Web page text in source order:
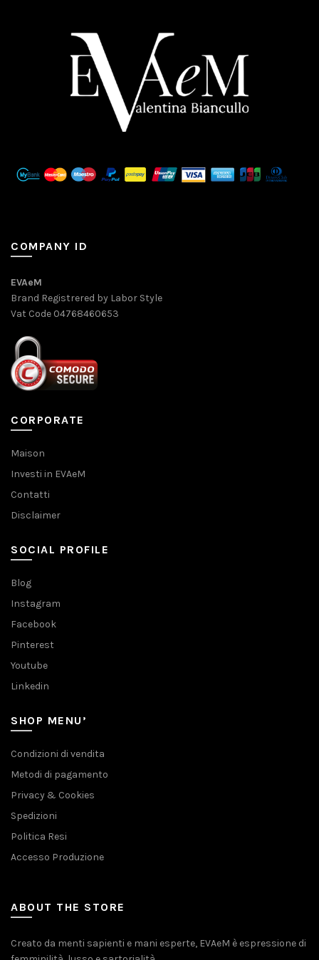
COMPANY ID
EVAeM
Brand Registrered by Labor Style
Vat Code 04768460653
CORPORATE
Maison
Investi in EVAeM
Contatti
Disclaimer
SOCIAL PROFILE
Blog
Instagram
Facebook
Pinterest
Youtube
Linkedin
SHOP MENU’
Condizioni di vendita
Metodi di pagamento
Privacy & Cookies
Spedizioni
Politica Resi
Accesso Produzione
ABOUT THE STORE
Creato da menti sapienti e mani esperte, EVAeM è espressione di